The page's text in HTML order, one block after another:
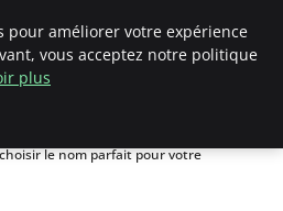
le nom parfait pour votre
pour améliorer votre expérience
vous acceptez notre politique
plus